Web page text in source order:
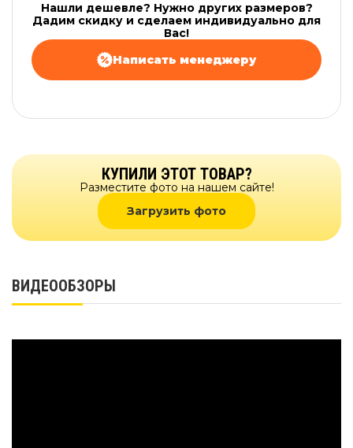
Нашли дешевле? Нужно других размеров?
Дадим скидку и сделаем индивидуально для
Вас!
Написать менеджеру
КУПИЛИ ЭТОТ ТОВАР?
Разместите фото на нашем сайте!
Загрузить фото
ВИДЕООБЗОРЫ